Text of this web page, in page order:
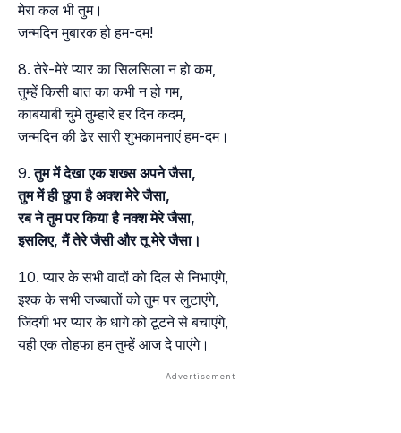
मेरा कल भी तुम।
जन्मदिन मुबारक हो हम-दम!
तेरे-मेरे प्यार का सिलसिला न हो कम,
तुम्हें किसी बात का कभी न हो गम,
काबयाबी चुमे तुम्हारे हर दिन कदम,
जन्मदिन की ढेर सारी शुभकामनाएं हम-दम।
तुम में देखा एक शख्स अपने जैसा,
तुम में ही छुपा है अक्श मेरे जैसा,
रब ने तुम पर किया है नक्श मेरे जैसा,
इसलिए, मैं तेरे जैसी और तू मेरे जैसा।
प्यार के सभी वादों को दिल से निभाएंगे,
इश्क के सभी जज्बातों को तुम पर लुटाएंगे,
जिंदगी भर प्यार के धागे को टूटने से बचाएंगे,
यही एक तोहफा हम तुम्हें आज दे पाएंगे।